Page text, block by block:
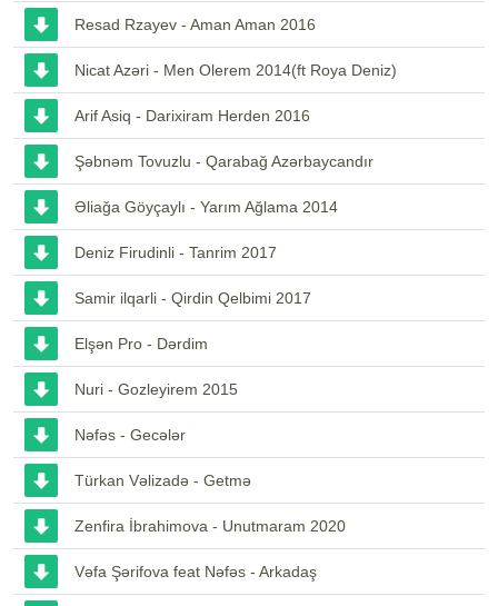
Resad Rzayev - Aman Aman 2016
Nicat Azəri - Men Olerem 2014(ft Roya Deniz)
Arif Asiq - Darixiram Herden 2016
Şəbnəm Tovuzlu - Qarabağ Azərbaycandır
Əliağa Göyçaylı - Yarım Ağlama 2014
Deniz Firudinli - Tanrim 2017
Samir ilqarli - Qirdin Qelbimi 2017
Elşən Pro - Dərdim
Nuri - Gozleyirem 2015
Nəfəs - Gecələr
Türkan Vəlizadə - Getmə
Zenfira İbrahimova - Unutmaram 2020
Vəfa Şərifova feat Nəfəs - Arkadaş